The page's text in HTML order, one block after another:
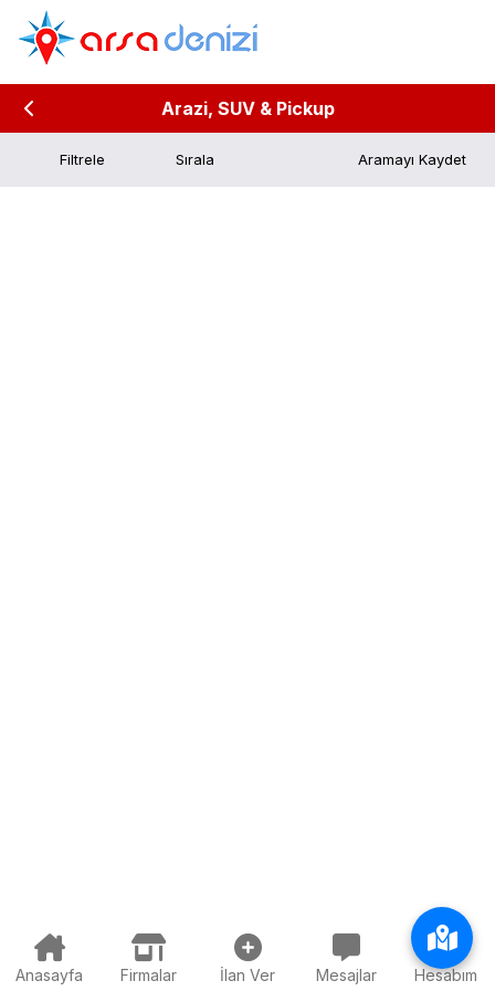
Arazi, SUV & Pickup
Filtrele Aramayı Kaydet
Anasayfa Firmalar İlan Ver Mesajlar Hesabım